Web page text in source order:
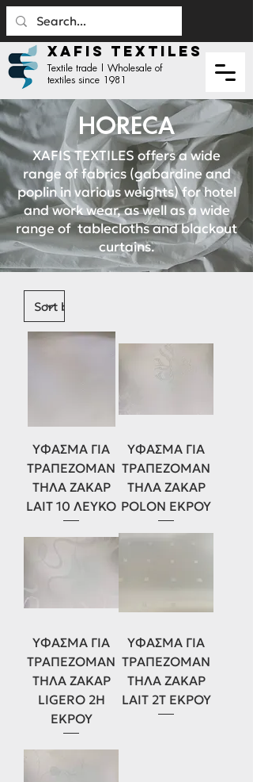
XAFIS TEXTILES
Textile trade | Wholesale of
textiles since 1981
HORECA
XAFIS TEXTILES offers a wide
range of fabrics (gabardine and
poplin in various weights) for hotel
and work wear, as well as a wide
range of tablecloths and blackout
curtains.
ΥΦΑΣΜΑ ΓΙΑ
ΤΡΑΠΕΖΟΜΑΝ
ΤΗΛΑ ΖΑΚΑΡ
LAIT 10 ΛΕΥΚΟ
ΥΦΑΣΜΑ ΓΙΑ
ΤΡΑΠΕΖΟΜΑΝ
ΤΗΛΑ ΖΑΚΑΡ
POLON ΕΚΡΟΥ
ΥΦΑΣΜΑ ΓΙΑ
ΤΡΑΠΕΖΟΜΑΝ
ΤΗΛΑ ΖΑΚΑΡ
LIGERO 2H
ΕΚΡΟΥ
ΥΦΑΣΜΑ ΓΙΑ
ΤΡΑΠΕΖΟΜΑΝ
ΤΗΛΑ ΖΑΚΑΡ
LAIT 2Τ ΕΚΡΟΥ